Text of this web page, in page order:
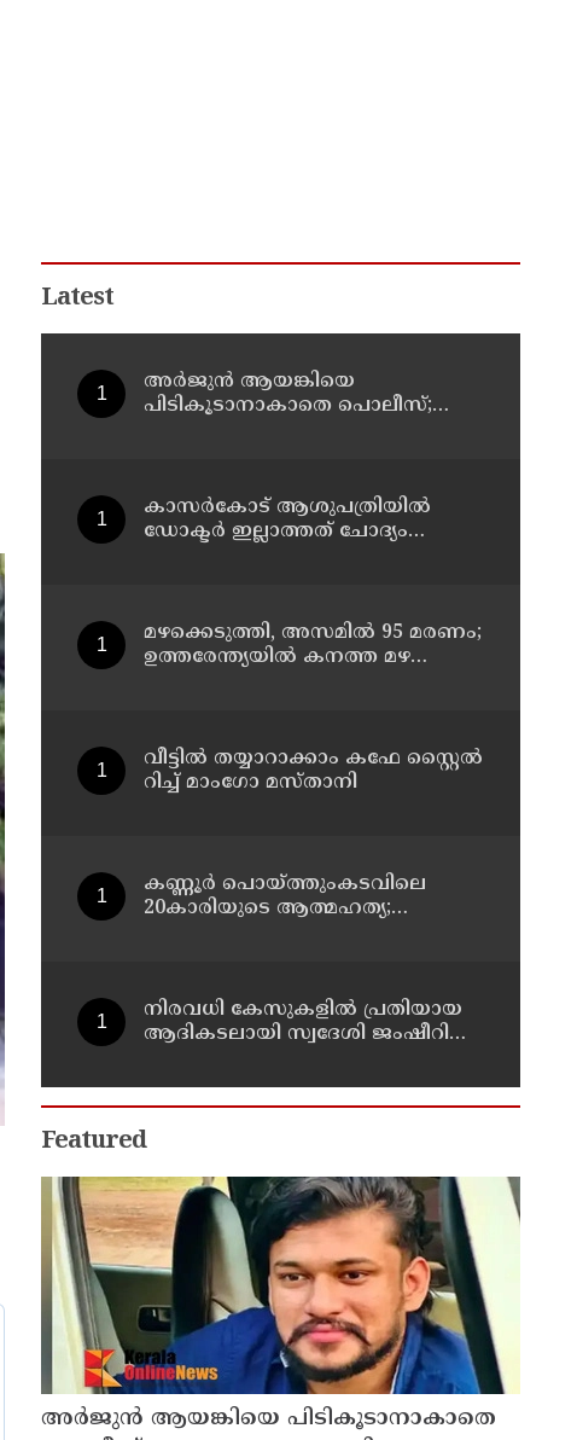
Latest
അർജുൻ ആയങ്കിയെ
പിടികൂടാനാകാതെ പൊലീസ്;
കാസർകോട് ആശുപത്രിയിൽ
ഡോക്ടർ ഇല്ലാത്തത് ചോദ്യം
മഴക്കെടുത്തി, അസമിൽ 95 മരണം;
ഉത്തരേന്ത്യയില്‍ കനത്ത മഴ
വീട്ടിൽ തയ്യാറാക്കാം കഫേ സ്റ്റൈൽ
റിച്ച് മാംഗോ മസ്താനി
കണ്ണൂർ പൊയ്ത്തുംകടവിലെ
20കാരിയുടെ ആത്മഹത്യ;
നിരവധി കേസുകളിൽ പ്രതിയായ
ആദികടലായി സ്വദേശി ജംഷീറിനെ
Featured
അർജുൻ ആയങ്കിയെ പിടികൂടാനാകാതെ